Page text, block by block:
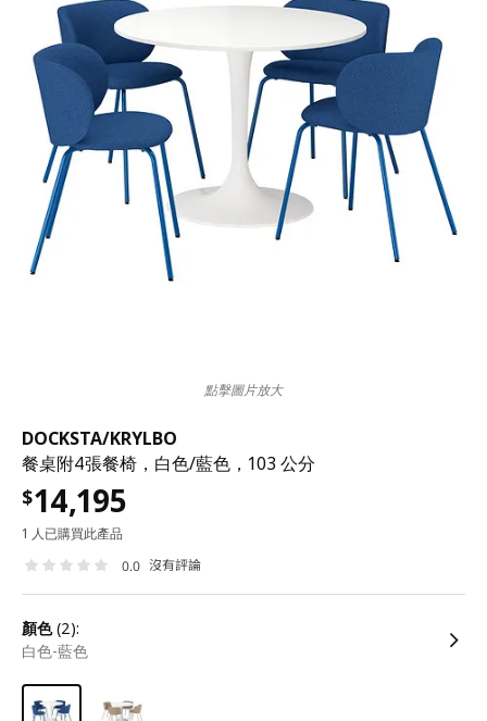
DOCKSTA/KRYLBO
餐桌附4張餐椅，白色/藍色，103 公分
$14,195
1 人已購買此產品
0.0 沒有評論
顏色(2):
白色-藍色
點擊圖片放大